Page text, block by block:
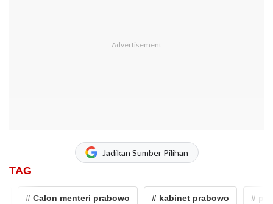
Jadikan Sumber Pilihan
TAG
# Calon menteri prabowo # kabinet prabowo #